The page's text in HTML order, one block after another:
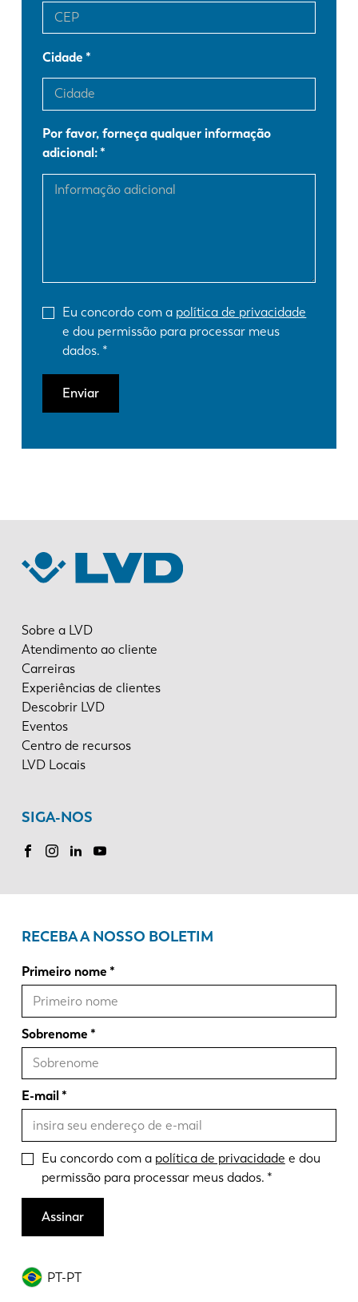
Cidade
Por favor, forneça qualquer informação
adicional:
Eu concordo com a política de privacidade
e dou permissão para processar meus
dados.
Enviar
Sobre a LVD
Atendimento ao cliente
Carreiras
Experiências de clientes
Descobrir LVD
Eventos
Centro de recursos
LVD Locais
SIGA-NOS
PT-PT
ES
PL
KO CN
RECEBA A NOSSO BOLETIM
Primeiro nome
Sobrenome
E-mail
Eu concordo com a política de privacidade e dou
permissão para processar meus dados.
Assinar